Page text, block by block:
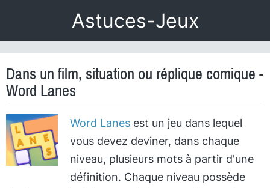
Astuces-Jeux
Dans un film, situation ou réplique comique -
Word Lanes
Word Lanesest un jeu dans lequel
vous devez deviner, dans chaque
niveau, plusieurs mots à partir d'une
définition. Chaque niveau possède